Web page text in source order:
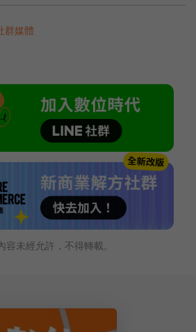
群媒體
容未經允許，不得轉載。